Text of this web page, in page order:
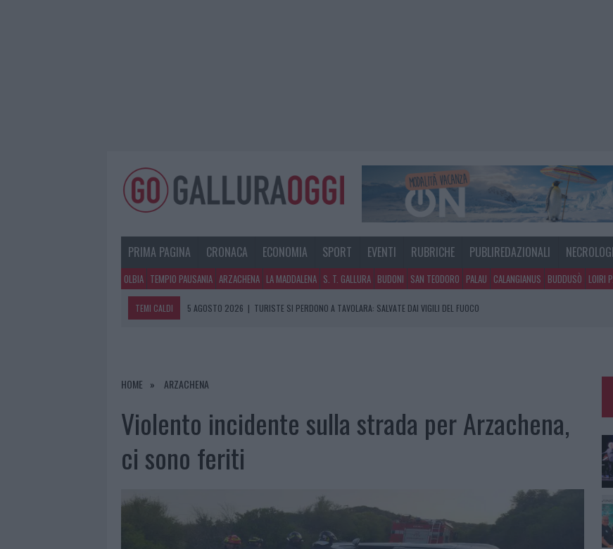
PRIMA PAGINA CRONACA ECONOMIA SPORT EVENTI RUBRICHE PUBLIREDAZIONALI
OLBIA TEMPIO PAUSANIA ARZACHENA LA MADDALENA S. T. GALLURA BUDONI SAN TEODORO PALAU CALANGIANUS BUDDUSÒ LOIRI
TEMI CALDI 5 AGOSTO 2026 | TURISTE SI PERDONO A TAVOLARA: SALVATE DAI VIGILI DEL FUOCO
5 AGOSTO 2026 | LA MADDALENA, FESTA PER I 30 ANNI DEL DIVING CENTER DI TEGGE
HOME ARZACHENA
Violento incidente sulla strada per Arzachena,
ci sono feriti